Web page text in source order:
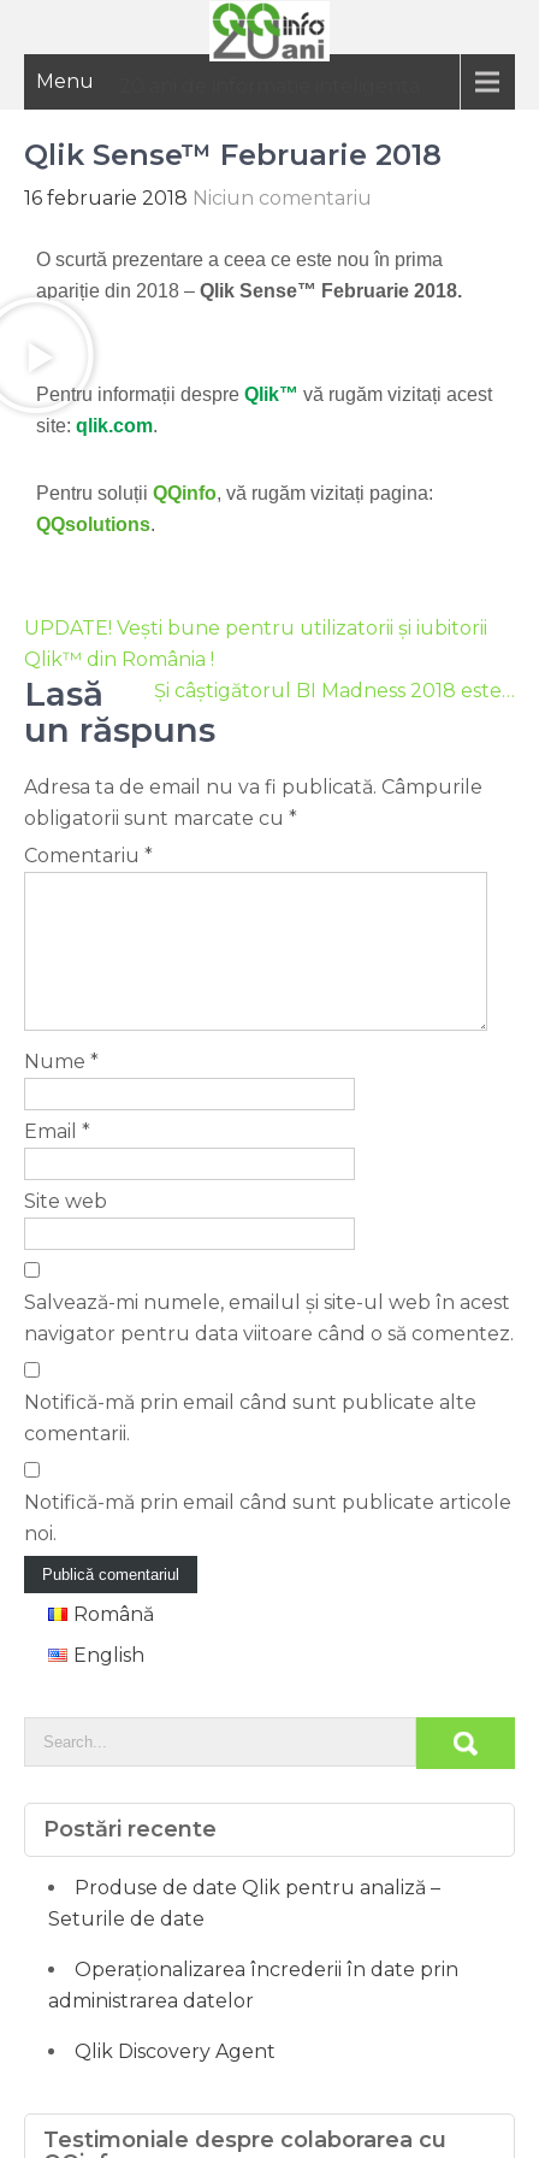
Menu
Qlik Sense™ Februarie 2018
16 februarie 2018 Niciun comentariu
O scurtă prezentare a ceea ce este nou în prima
apariție din 2018 – Qlik Sense™ Februarie 2018.
Pentru informații despre Qlik™ vă rugăm vizitați acest
site: qlik.com.
Pentru soluții QQinfo, vă rugăm vizitați pagina:
QQsolutions.
UPDATE! Vești bune pentru utilizatorii și iubitorii
Qlik™ din România !
Și câștigătorul BI Madness 2018 este…
Lasă
un răspuns
Adresa ta de email nu va fi publicată. Câmpurile
obligatorii sunt marcate cu *
Comentariu *
Nume *
Email *
Site web
Salvează-mi numele, emailul și site-ul web în acest
navigator pentru data viitoare când o să comentez.
Notifică-mă prin email când sunt publicate alte
comentarii.
Notifică-mă prin email când sunt publicate articole
noi.
Română
English
Postări recente
Produse de date Qlik pentru analiză –
Seturile de date
Operaționalizarea încrederii în date prin
administrarea datelor
Qlik Discovery Agent
Testimoniale despre colaborarea cu